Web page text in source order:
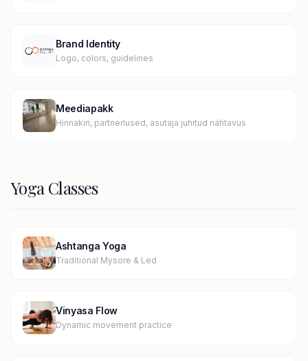
Brand Identity
Logo, colors, guidelines
Meediapakk
Hinnakiri, partnerlused, asutaja juhitud nähtavus
Yoga Classes
Ashtanga Yoga
Traditional Mysore & Led
Vinyasa Flow
Dynamic movement practice